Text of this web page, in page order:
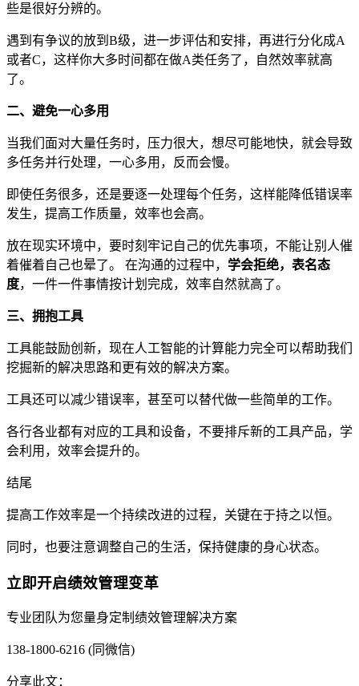
些是很好分辨的。
遇到有争议的放到B级，进一步评估和安排，再进行分化成A
或者C，这样你大多时间都在做A类任务了，自然效率就高
了。
二、避免一心多用
当我们面对大量任务时，压力很大，想尽可能地快，就会导致
多任务并行处理，一心多用，反而会慢。
即使任务很多，还是要逐一处理每个任务，这样能降低错误率
发生，提高工作质量，效率也会高。
放在现实环境中，要时刻牢记自己的优先事项，不能让别人催
着催着自己也晕了。 在沟通的过程中， 学会拒绝，表名态
度，一件一件事情按计划完成，效率自然就高了。
三、拥抱工具
工具能鼓励创新，现在人工智能的计算能力完全可以帮助我们
挖掘新的解决思路和更有效的解决方案。
工具还可以减少错误率，甚至可以替代做一些简单的工作。
各行各业都有对应的工具和设备，不要排斥新的工具产品，学
会利用，效率会提升的。
结尾
提高工作效率是一个持续改进的过程，关键在于持之以恒。
同时，也要注意调整自己的生活，保持健康的身心状态。
立即开启绩效管理变革
专业团队为您量身定制绩效管理解决方案
138-1800-6216 (同微信)
分享此文：